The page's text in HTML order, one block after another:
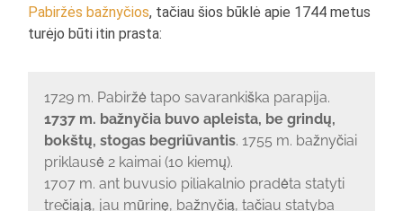
Pabiržės bažnyčios, tačiau šios būklė apie 1744 metus
turėjo būti itin prasta:
1729 m. Pabiržė tapo savarankiška parapija.
1737 m. bažnyčia buvo apleista, be grindų,
bokštų, stogas begriūvantis. 1755 m. bažnyčiai
priklausė 2 kaimai (10 kiemų).
1707 m. ant buvusio piliakalnio pradėta statyti
trečiąją, jau mūrinę, bažnyčią, tačiau statyba